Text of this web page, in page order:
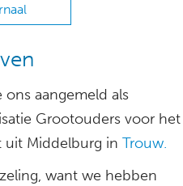
ons aangemeld als
Grootouders voor het
uit Middelburg in Trouw.
want we hebben